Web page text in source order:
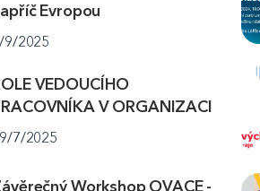
Evropou
9/2025
VEDOUCÍHO
V ORGANIZACI
7/2025
Workshop OVACE -